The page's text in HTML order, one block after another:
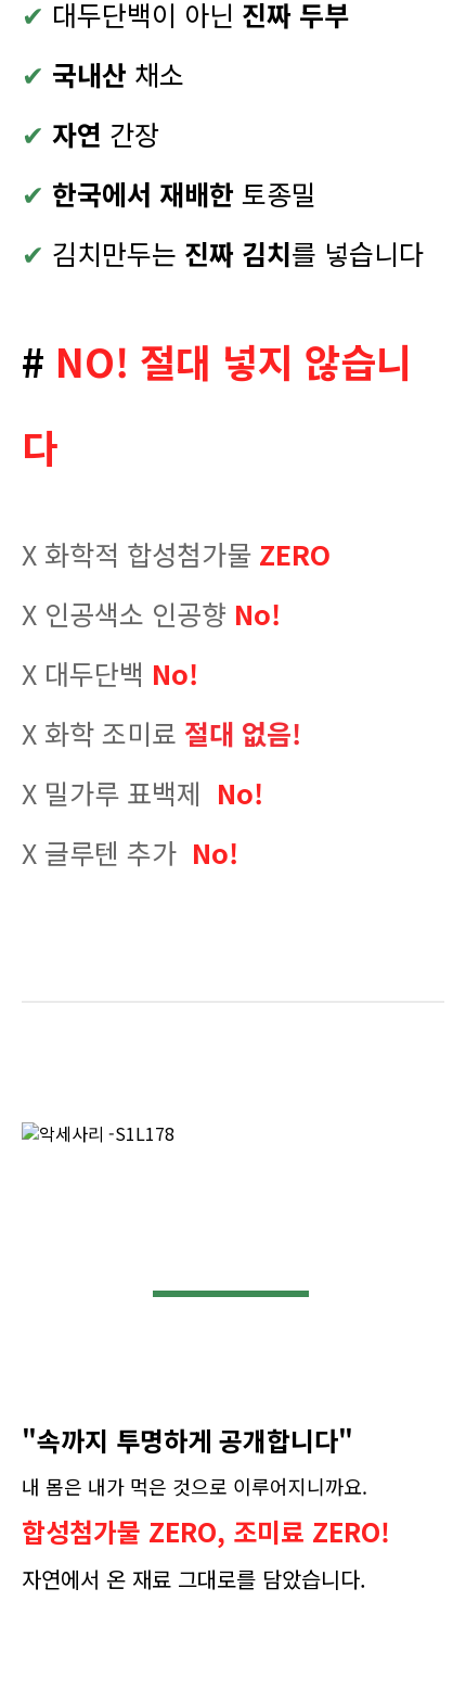
✔ 대두단백이 아닌 진짜 두부
✔ 국내산 채소
✔ 자연 간장
✔ 한국에서 재배한 토종밀
✔ 김치만두는 진짜 김치를 넣습니다
# NO! 절대 넣지 않습니
다
X 화학적 합성첨가물 ZERO
X 인공색소 인공향 No!
X 대두단백 No!
X 화학 조미료 절대 없음!
X 밀가루 표백제 No!
X 글루텐 추가 No!
"속까지 투명하게 공개합니다"
내 몸은 내가 먹은 것으로 이루어지니까요.
합성첨가물 ZERO, 조미료 ZERO!
자연에서 온 재료 그대로를 담았습니다.